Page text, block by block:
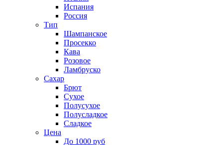
Испания
Россия
Тип
Шампанское
Просекко
Кава
Розовое
Ламбруско
Сахар
Брют
Сухое
Полусухое
Полусладкое
Сладкое
Цена
До 1000 руб